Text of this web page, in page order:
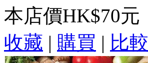
本店價HK$70元
收藏 | 購買 | 比較